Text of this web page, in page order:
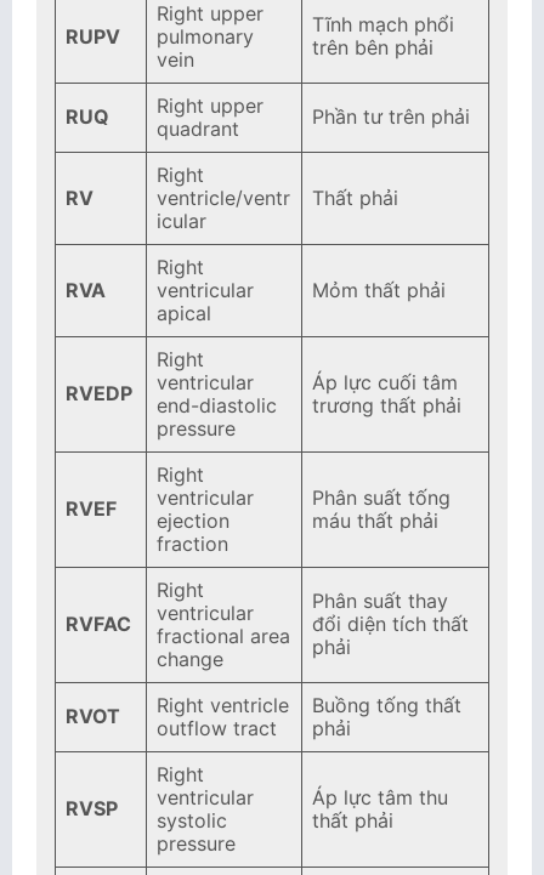
RUPV
Right upper
pulmonary
vein
Tĩnh mạch phổi
trên bên phải
RUQ
Right upper
quadrant
Phần tư trên phải
RV
Right
ventricle/ventr
icular
Thất phải
RVA
Right
ventricular
apical
Mỏm thất phải
RVEDP
Right
ventricular
end-diastolic
pressure
Áp lực cuối tâm
trương thất phải
RVEF
Right
ventricular
ejection
fraction
Phân suất tống
máu thất phải
RVFAC
Right
ventricular
fractional area
change
Phân suất thay
đổi diện tích thất
phải
RVOT
Right ventricle
outflow tract
Buồng tống thất
phải
RVSP
Right
ventricular
systolic
pressure
Áp lực tâm thu
thất phải